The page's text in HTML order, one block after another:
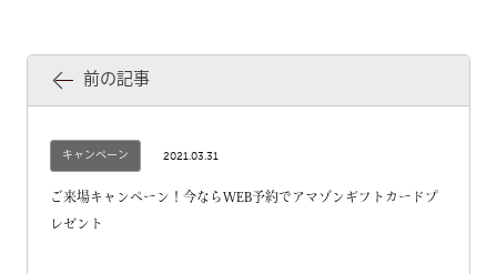
前の記事
キャンペーン 2021.03.31
ご来場キャンペーン！今ならWEB予約でアマゾンギフトカードプ
レゼント